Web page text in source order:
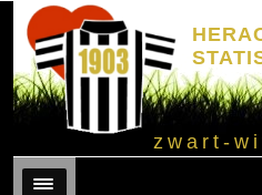
zwart-
Menu